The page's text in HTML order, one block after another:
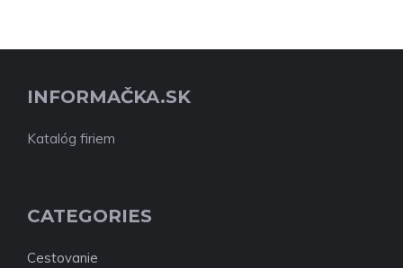
INFORMAČKA.SK
Katalóg firiem
CATEGORIES
Cestovanie